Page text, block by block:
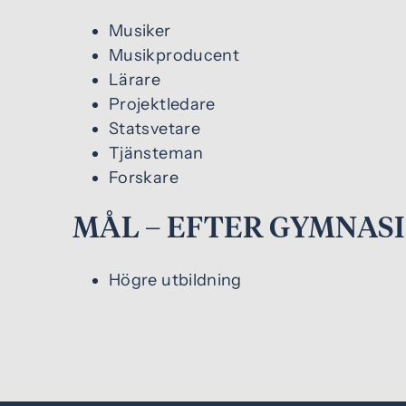
Musiker
Musikproducent
Lärare
Projektledare
Statsvetare
Tjänsteman
Forskare
MÅL – EFTER
Högre utbildning